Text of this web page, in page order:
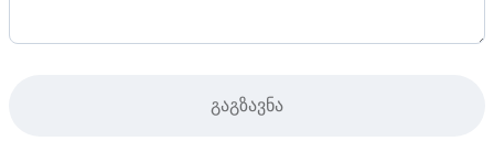
გაგზავნა